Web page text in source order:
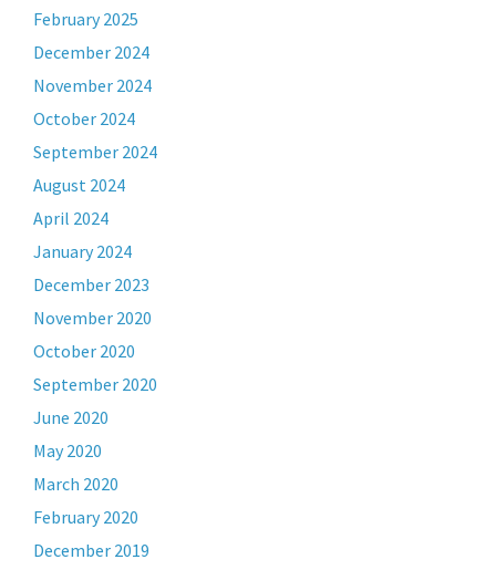
February 2025
December 2024
November 2024
October 2024
September 2024
August 2024
April 2024
January 2024
December 2023
November 2020
October 2020
September 2020
June 2020
May 2020
March 2020
February 2020
December 2019